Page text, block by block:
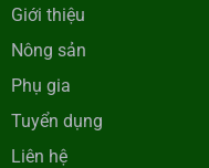
Giới thiệu
Nông sản
Phụ gia
Tuyển dụng
Liên hệ